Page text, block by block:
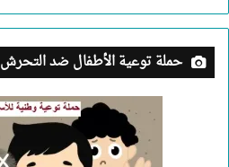
حملة توعية الأطفال ضد التحرش